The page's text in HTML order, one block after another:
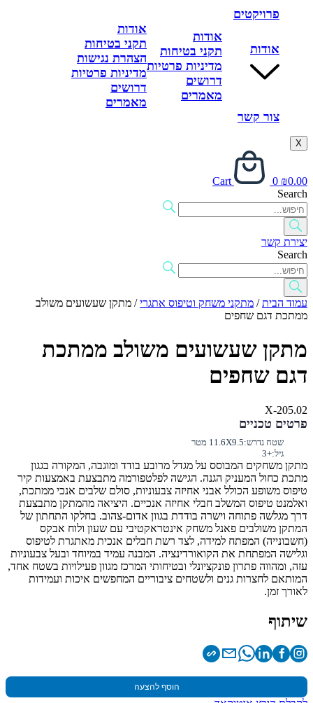
פרויקטים
אודות
אודות
תקני בטיחות
מדיניות פרטיות
דרושים
מאמרים
אודות
תקני בטיחות
הצהרת נגישות
מדיניות פרטיות
דרושים
מאמרים
צור קשר
X
₪0.00
0
Cart
Search
יצירת קשר
Search
עמוד הבית/ מתקני משחק וטיפוס אתגרי/ מתקן שעשועים משולב
ממתכת דגם שחפים
מתקן שעשועים משולב ממתכת
דגם שחפים
X-205.02
פרטים טכניים
שטח נדרש:11.6X9.5 מטר
גיל:+3
מתקן משחקים המבוסס על מגדל מרובע בודד ומוגבה, המקורה בגגון
מתכת כחול המעניק הגנה. הגישה לפלטפורמה מתבצעת באמצעות קיר
טיפוס משופע הכולל אבני אחיזה צבעוניות, סולם שלבים אנכי ממתכת,
ואלמנט טיפוס המשלב חבלי אחיזה אנכיים. היציאה מהמתקן מתבצעת
דרך מגלשה פתוחה וישרה בודדת בגוון אדום-צהוב. בחלקו התחתון של
המתקן משולבים פאנל משחק אינטראקטיבי עם שעון ולוח אבקס
(חשבונייה) המפתח למידה, לצד רשת חבלים אנכית מאתגרת לטיפוס
וגלישה המפתחת את הקואורדינציה. המבנה עמיד במיוחד ובעל צבעוניות
עזה, ומהווה פתרון פונקציונלי ובטיחותי המרכז מגוון פעילויות בשטח אחד,
המותאם לחצרות גנים ולשטחים ציבוריים המחפשים איכות ועמידות
לאורך זמן.
שיתוף
הוסף להצעה